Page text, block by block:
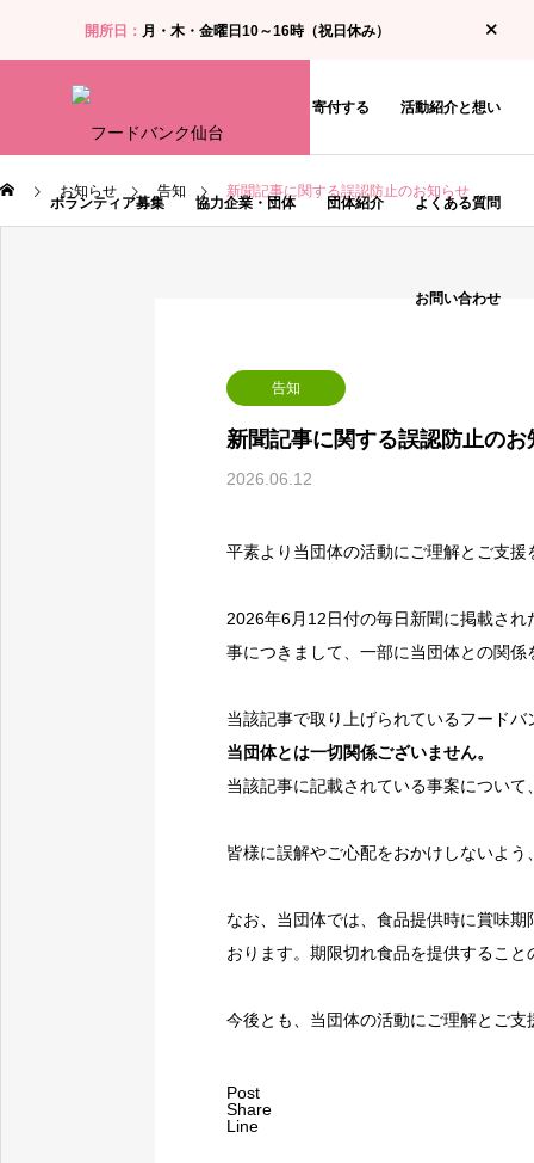
開所日： 月・木・金曜日10～16時（祝日休み）
お知らせ 寄付する 活動紹介と想い
ボランティア募集 協力企業・団体 団体紹介 よくある質問
お問い合わせ
お知らせ 告知 新聞記事に関する誤認防止のお知らせ
告知
新聞記事に関する誤認防止のお
2026.06.12
平素より当団体の活動にご理解とご支
2026年6月12日付の毎日新聞に掲載さ
事につきまして、一部に当団体との関
当該記事で取り上げられているフード
当団体とは一切関係ございません。
当該記事に記載されている事案につい
皆様に誤解やご心配をおかけしないよ
なお、当団体では、食品提供時に賞味
おります。期限切れ食品を提供するこ
今後とも、当団体の活動にご理解とご
Post
Share
Line